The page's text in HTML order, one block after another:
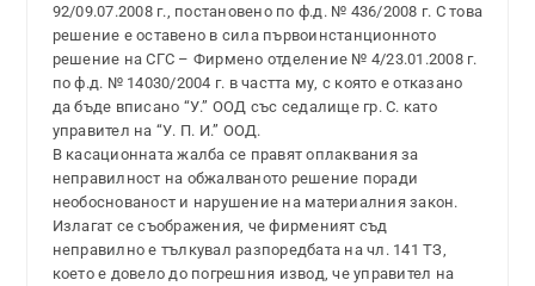
92/09.07.2008 г., постановено по ф.д. № 436/2008 г. С това
решение е оставено в сила първоинстанционното
решение на СГС – Фирмено отделение № 4/23.01.2008 г.
по ф.д. № 14030/2004 г. в частта му, с която е отказано
да бъде вписано “У.” ООД със седалище гр. С. като
управител на “У. П. И.” ООД.
В касационната жалба се правят оплаквания за
неправилност на обжалваното решение поради
необоснованост и нарушение на материалния закон.
Излагат се съображения, че фирменият съд
неправилно е тълкувал разпоредбата на чл. 141 ТЗ,
което е довело до погрешния извод, че управител на